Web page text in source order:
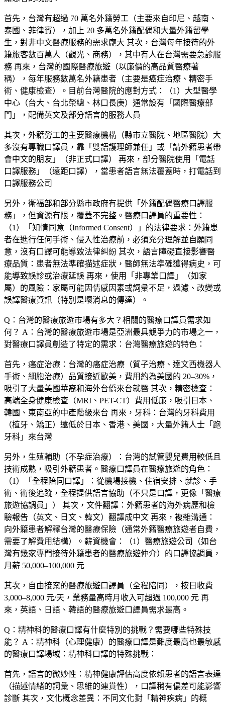
首先，台灣有超過 70 萬名外籍勞工（主要來自印尼、越南、
泰國、菲律賓），加上 20 多萬名外籍配偶和大量外籍留學
生，對非中文醫療服務的需求龐大 其次，台灣每年接待的外
籍旅客數百萬人（觀光、商務），其中有人在台灣需要急診服
務 再來，台灣的國際醫療旅遊（以廉價的高品質醫療著
稱），每年服務數萬名外籍患者（主要是癌症治療、精密手
術、健康檢查）。目前台灣醫院的應對方式：（1）大型醫學
中心（台大、台北榮總、林口長庚）通常設有「國際醫療部
門」，配備英文及部分語言的服務人員
其次，外籍勞工的主要醫療機構（縣市立醫院、地區醫院）大
多沒有專職口譯員，靠「雙語護理師兼任」或「請外籍患者帶
會中文的朋友」（非正式口譯） 再來，部分醫院使用「電話
口譯服務」（遠距口譯），當患者語言無法覆蓋時，打電話到
口譯服務公司
另外，衛福部和部分縣市政府有提供「外籍配偶醫療口譯服
務」，但資源有限，覆蓋不完整。醫療口譯員的重要性：
（1）「知情同意（Informed Consent）」的法律要求：外籍患
者在進行任何手術、侵入性治療前，必須充分理解並自願同
意，沒有口譯可能導致法律糾紛 其次，語言障礙直接影響醫
療品質：患者無法準確描述症狀，醫師無法準確獲得病史，可
能導致誤診或治療延誤 再來，使用「非專業口譯」（如家
屬）的風險：家屬可能因情感因素或詞彙不足，過濾、改變或
誤譯醫療資訊（特別是壞消息的傳達）。
Q：台灣的醫療旅遊市場有多大？相關的醫療口譯員需求如
何？ A：台灣的醫療旅遊市場是亞洲最具競爭力的市場之一，
對醫療口譯員創造了特定的需求：台灣醫療旅遊的特色：
首先， 癌症治療 ：台灣的癌症治療（質子治療、達文西機器人
手術、細胞治療）品質接近歐美，費用約為美國的 20–30%，
吸引了大量美國華裔和海外台僑來台就醫 其次， 精密檢查 ：
高端全身健康檢查（MRI、PET-CT）費用低廉，吸引日本、
韓國、東南亞的中產階級來台 再來， 牙科 ：台灣的牙科費用
（植牙、矯正）遠低於日本、香港、美國，大量外籍人士「跑
牙科」來台灣
另外， 生殖輔助（不孕症治療）
：台灣的試管嬰兒費用較低且
技術成熟，吸引外籍患者。醫療口譯員在醫療旅遊的角色：
（1）「全程陪同口譯」：從機場接機、住宿安排、就診、手
術、術後追蹤，全程提供語言協助（不只是口譯，更像「醫療
旅遊協調員」） 其次，文件翻譯：外籍患者的海外病歷和檢
驗報告（英文、日文、韓文）翻譯成中文 再來，複雜溝通：
向外籍患者解釋台灣的醫療保險（通常外籍醫療旅遊者自費，
需要了解費用結構）。薪資機會：（1）醫療旅遊公司（如台
灣有幾家專門接待外籍患者的醫療旅遊仲介）的口譯協調員，
月薪 50,000–100,000 元
其次，自由接案的醫療旅遊口譯員（全程陪同），按日收費
3,000–8,000 元/天，業務量高時月收入可超過 100,000 元 再
來，英語、日語、韓語的醫療旅遊口譯員需求最高。
Q：精神科的醫療口譯有什麼特別的挑戰？需要哪些特殊技
能？ A：精神科（心理健康）的醫療口譯是難度最高也最敏感
的醫療口譯場域：精神科口譯的特殊挑戰：
首先， 語言的微妙性 ：精神健康評估高度依賴患者的語言表達
（描述情緒的詞彙、思維的連貫性），口譯稍有偏差可能影響
診斷 其次， 文化概念差異 ：不同文化對「精神疾病」的概